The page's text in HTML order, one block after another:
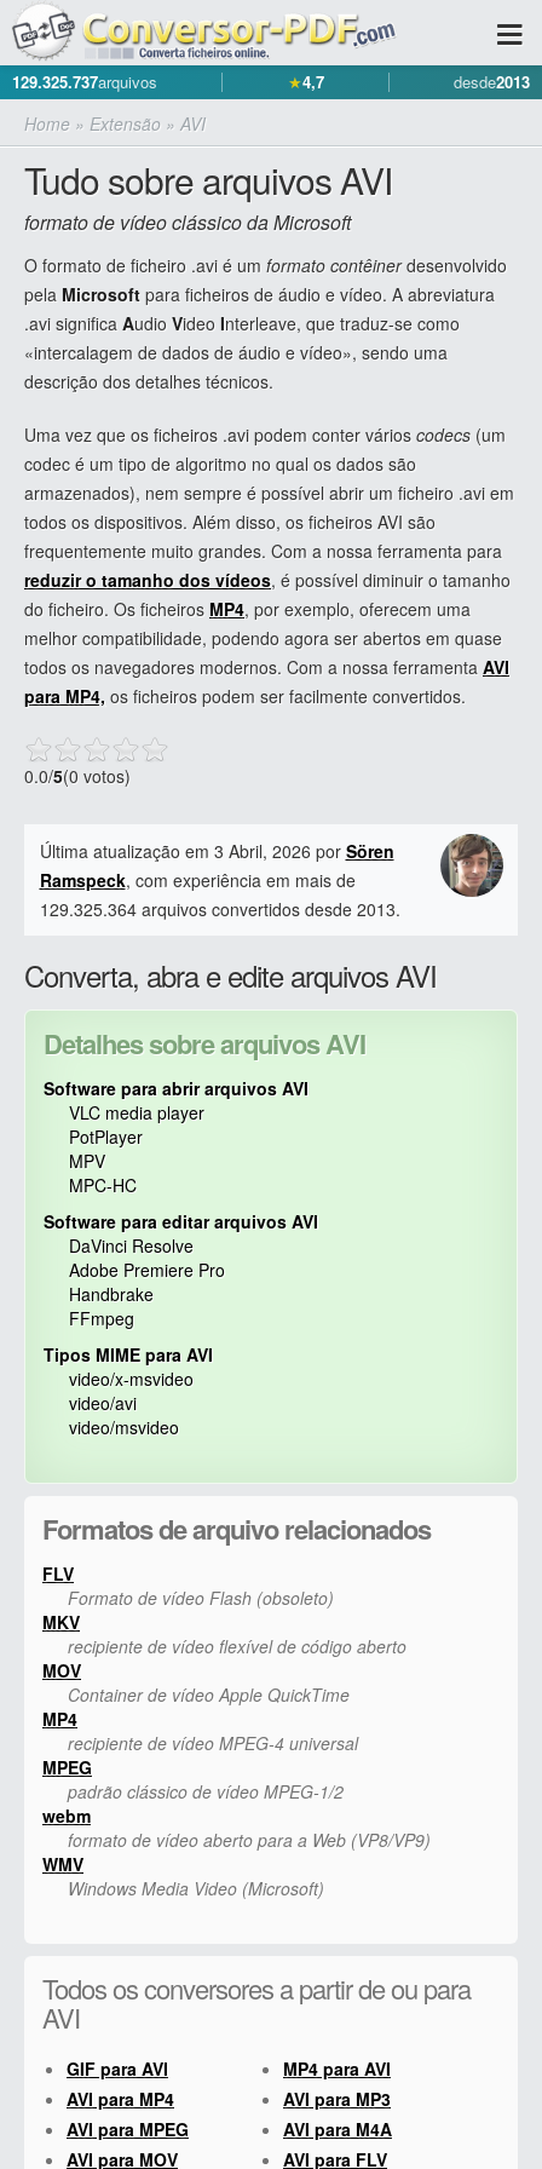
129.325.737arquivos ★4,7 desde2013
Home » Extensão » AVI
Tudo sobre arquivos AVI
formato de vídeo clássico da Microsoft
O formato de ficheiro .avi é um formato contêinerdesenvolvido
pela Microsoft para ficheiros de áudio e vídeo. A abreviatura
.avi significa Audio Video Interleave, que traduz-se como
«intercalagem de dados de áudio e vídeo», sendo uma
descrição dos detalhes técnicos.
Uma vez que os ficheiros .avi podem conter vários codecs (um
codec é um tipo de algoritmo no qual os dados são
armazenados), nem sempre é possível abrir um ficheiro .avi em
todos os dispositivos. Além disso, os ficheiros AVI são
frequentemente muito grandes. Com a nossa ferramenta para
reduzir o tamanho dos vídeos, é possível diminuir o tamanho
do ficheiro. Os ficheiros MP4, por exemplo, oferecem uma
melhor compatibilidade, podendo agora ser abertos em quase
todos os navegadores modernos. Com a nossa ferramenta AVI
para MP4, os ficheiros podem ser facilmente convertidos.
0.0/5(0 votos)
Última atualização em 3 Abril, 2026 por Sören
Ramspeck, com experiência em mais de
129.325.364 arquivos convertidos desde 2013.
Converta, abra e edite arquivos AVI
Detalhes sobre arquivos AVI
Software para abrir arquivos AVI
VLC media player
PotPlayer
MPV
MPC-HC
Software para editar arquivos AVI
DaVinci Resolve
Adobe Premiere Pro
Handbrake
FFmpeg
Tipos MIME para AVI
video/x-msvideo
video/avi
video/msvideo
Formatos de arquivo relacionados
FLV
Formato de vídeo Flash (obsoleto)
MKV
recipiente de vídeo flexível de código aberto
MOV
Container de vídeo Apple QuickTime
MP4
recipiente de vídeo MPEG-4 universal
MPEG
padrão clássico de vídeo MPEG-1/2
webm
formato de vídeo aberto para a Web (VP8/VP9)
WMV
Windows Media Video (Microsoft)
Todos os conversores a partir de ou para
AVI
GIF para AVI
MP4 para AVI
AVI para MP4
AVI para MP3
AVI para MPEG
AVI para M4A
AVI para MOV
AVI para FLV